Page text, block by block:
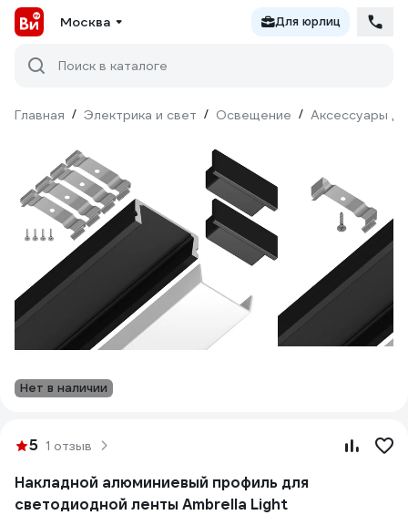
Москва Для юрлиц
Поиск в каталоге
Главная / Электрика и свет / Освещение / Аксессуары
Нет в наличии
5 1 отзыв
Накладной алюминиевый профиль для
светодиодной ленты Ambrella Light